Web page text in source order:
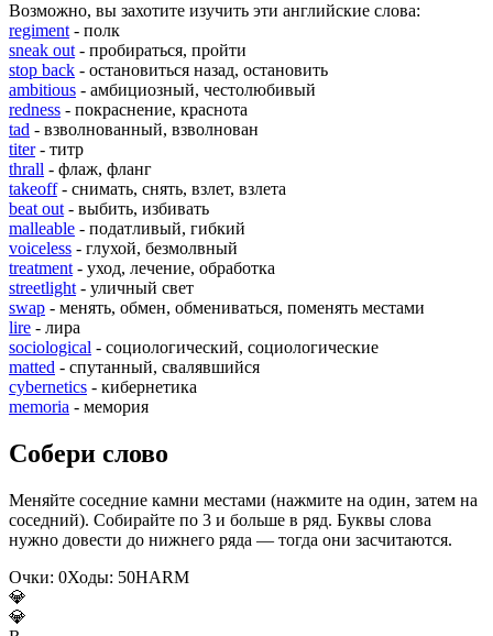
Возможно, вы захотите изучить эти английские слова:
regiment - полк
sneak out - пробираться, пройти
stop back - остановиться назад, остановить
ambitious - амбициозный, честолюбивый
redness - покраснение, краснота
tad - взволнованный, взволнован
titer- титр
thrall - флаж, фланг
takeoff- снимать, снять, взлет, взлета
beat out - выбить, избивать
malleable - податливый, гибкий
voiceless - глухой, безмолвный
treatment - уход, лечение, обработка
streetlight - уличный свет
swap - менять, обмен, обмениваться, поменять местами
lire - лира
sociological - социологический, социологические
matted - спутанный, свалявшийся
cybernetics - кибернетика
memoria - мемория
Собери слово
Меняйте соседние камни местами (нажмите на один, затем на
соседний). Собирайте по 3 и больше в ряд. Буквы слова
нужно довести до нижнего ряда — тогда они засчитаются.
Очки: 0Ходы: 50HARM
💎
💎